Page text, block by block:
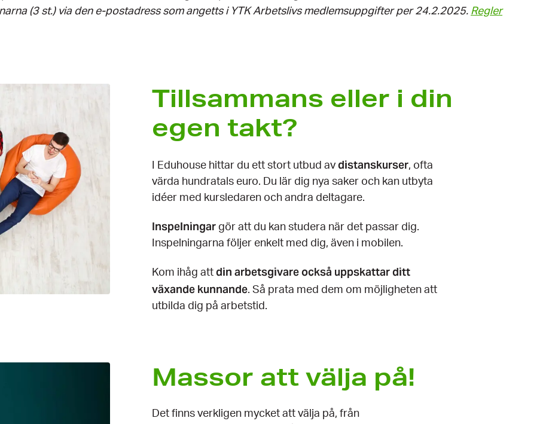
(3 st.) via den e-postadress som angetts i YTK Arbetslivs medlemsuppgifter per 24.2.2025. Regler
Tillsammans eller i din
egen takt?
I Eduhouse hittar du ett stort utbud av distanskurser, ofta
värda hundratals euro. Du lär dig nya saker och kan utbyta
idéer med kursledaren och andra deltagare.
Inspelningargör att du kan studera när det passar dig.
Inspelningarna följer enkelt med dig, även i mobilen.
Kom ihåg att din arbetsgivare också uppskattar ditt
växande kunnande. Så prata med dem om möjligheten att
utbilda dig på arbetstid.
Massor att välja på!
Det finns verkligen mycket att välja på, från